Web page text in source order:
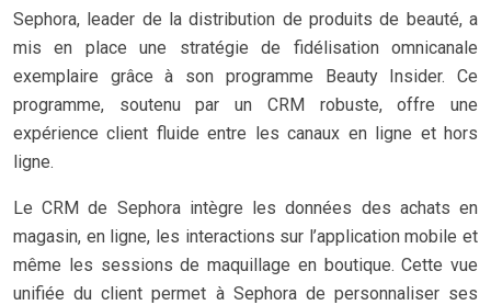
Sephora, leader de la distribution de produits de beauté, a
mis en place une stratégie de fidélisation omnicanale
exemplaire grâce à son programme Beauty Insider. Ce
programme, soutenu par un CRM robuste, offre une
expérience client fluide entre les canaux en ligne et hors
ligne.
Le CRM de Sephora intègre les données des achats en
magasin, en ligne, les interactions sur l’application mobile et
même les sessions de maquillage en boutique. Cette vue
unifiée du client permet à Sephora de personnaliser ses